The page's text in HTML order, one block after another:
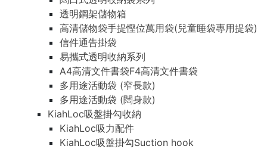
透明鋼架儲物箱
高清儲物袋手提慳位萬用袋(兒童睡袋專用提袋)
信件通告掛袋
易攜式透明收納系列
A4高清文件書袋F4高清文件書袋
多用途活動袋 (窄長款)
多用途活動袋 (闊身款)
KiahLoc吸盤掛勾收納
KiahLoc吸力配件
KiahLoc吸盤掛勾Suction hook